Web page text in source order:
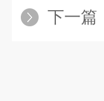
下一篇